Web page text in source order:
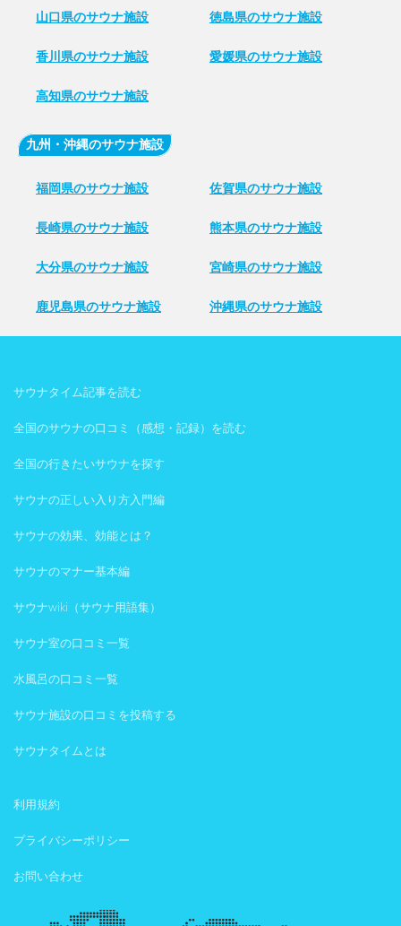
山口県のサウナ施設 徳島県のサウナ施設
香川県のサウナ施設 愛媛県のサウナ施設
高知県のサウナ施設
九州・沖縄のサウナ施設
福岡県のサウナ施設 佐賀県のサウナ施設
長崎県のサウナ施設 熊本県のサウナ施設
大分県のサウナ施設 宮崎県のサウナ施設
鹿児島県のサウナ施設 沖縄県のサウナ施設
サウナタイム記事を読む
全国のサウナの口コミ（感想・記録）を読む
全国の行きたいサウナを探す
サウナの正しい入り方入門編
サウナの効果、効能とは？
サウナのマナー基本編
サウナwiki（サウナ用語集）
サウナ室の口コミ一覧
水風呂の口コミ一覧
サウナ施設の口コミを投稿する
サウナタイムとは
利用規約
プライバシーポリシー
お問い合わせ